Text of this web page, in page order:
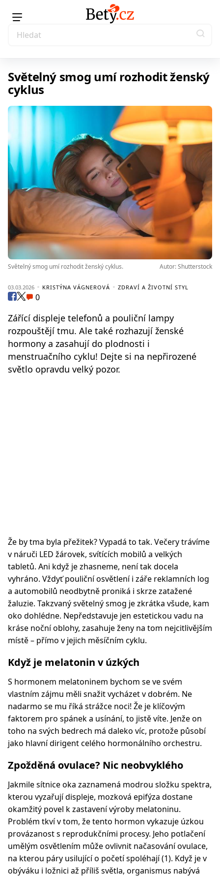
Světelný smog umí rozhodit ženský
cyklus
Světelný smog umí rozhodit ženský cyklus. Autor: Shutterstock
03.03.2026 KRISTÝNA VÁGNEROVÁ ZDRAVÍ A ŽIVOTNÍ STYL
0
Zářící displeje telefonů a pouliční lampy
rozpouštějí tmu. Ale také rozhazují ženské
hormony a zasahují do plodnosti i
menstruačního cyklu! Dejte si na nepřirozené
světlo opravdu velký pozor.
Že by tma byla přežitek? Vypadá to tak. Večery trávíme
v náruči LED žárovek, svítících mobilů a velkých
tabletů. Ani když je zhasneme, není tak docela
vyhráno. Vždyť pouliční osvětlení i záře reklamních log
a automobilů neodbytně proniká i skrze zatažené
žaluzie. Takzvaný světelný smog je zkrátka všude, kam
oko dohlédne. Nepředstavuje jen estetickou vadu na
kráse noční oblohy, zasahuje ženy na tom nejcitlivějším
místě – přímo v jejich měsíčním cyklu.
Když je melatonin v úzkých
S hormonem melatoninem bychom se ve svém
vlastním zájmu měli snažit vycházet v dobrém. Ne
nadarmo se mu říká strážce noci! Že je klíčovým
faktorem pro spánek a usínání, to jistě víte. Jenže on
toho na svých bedrech má daleko víc, protože působí
jako hlavní dirigent celého hormonálního orchestru.
Zpožděná ovulace? Nic neobvyklého
Jakmile sítnice oka zaznamená modrou složku spektra,
kterou vyzařují displeje, mozková epifýza dostane
okamžitý povel k zastavení výroby melatoninu.
Problém tkví v tom, že tento hormon vykazuje úzkou
provázanost s reprodukčními procesy. Jeho potlačení
umělým osvětlením může ovlivnit načasování ovulace,
na kterou páry usilující o početí spoléhají (1). Když je v
obýváku i ložnici až příliš světla, organismus nabývá